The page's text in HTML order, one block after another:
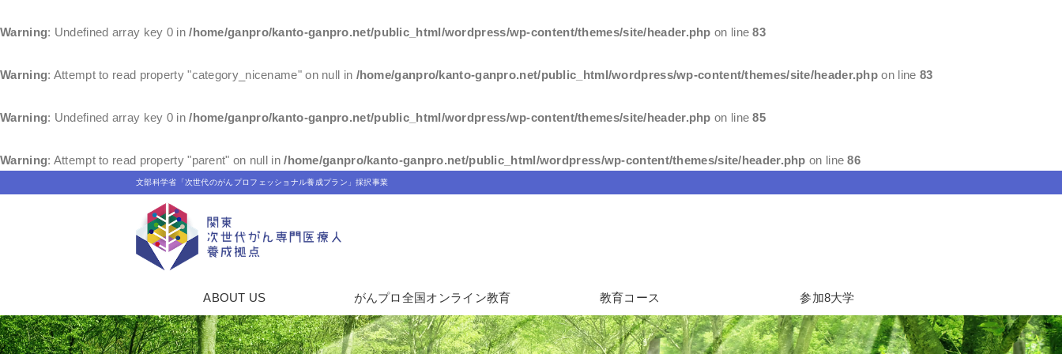
Warning: Undefined array key 0 in/home/ganpro/kanto-ganpro.net/public_html/wordpress/wp-content/themes/site/header.php on line83
Warning: Attempt to read property "category_nicename" on null in /home/ganpro/kanto-ganpro.net/public_html/wordpress/wp-content/themes/site/header.php on line 83
Warning: Undefined array key 0 in/home/ganpro/kanto-ganpro.net/public_html/wordpress/wp-content/themes/site/header.php on line85
Warning: Attempt to read property "parent" on null in/home/ganpro/kanto-ganpro.net/public_html/wordpress/wp-content/themes/site/header.php on line86
文部科学省「次世代のがんプロフェッショナル養成プラン」採択事業
ABOUT US がんプロ全国オンライン教育 教育コース 参加8大学